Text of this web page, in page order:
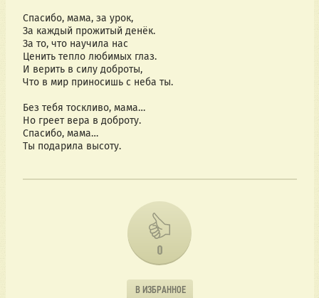
Спасибо, мама, за урок,
За каждый прожитый денёк.
За то, что научила нас
Ценить тепло любимых глаз.
И верить в силу доброты,
Что в мир приносишь с неба ты.
Без тебя тоскливо, мама…
Но греет вера в доброту.
Спасибо, мама…
Ты подарила высоту.
0
В ИЗБРАННОЕ